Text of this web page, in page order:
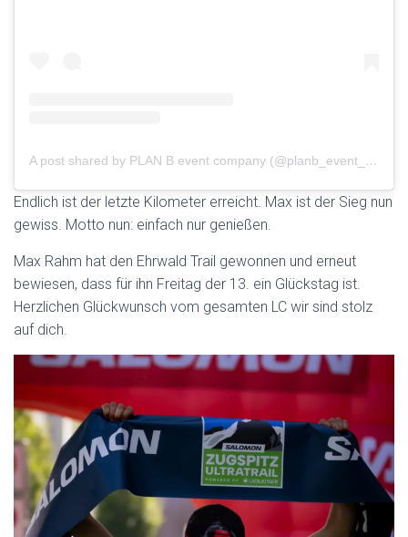
A post shared by PLAN B event company (@planb_event_company)
Endlich ist der letzte Kilometer erreicht. Max ist der Sieg nun
gewiss. Motto nun: einfach nur genießen.
Max Rahm hat den Ehrwald Trail gewonnen und erneut
bewiesen, dass für ihn Freitag der 13. ein Glückstag ist.
Herzlichen Glückwunsch vom gesamten LC wir sind stolz
auf dich.